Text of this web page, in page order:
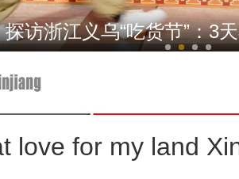
我从新疆来丨“赛米米”用
探访浙江义乌“吃货节”：3
love for my land